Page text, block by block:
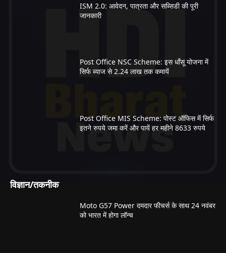
ISM 2.0: आवेदन, पात्रता और सब्सिडी की पूरी
जानकारी
Post Office NSC Scheme: इस धाँसू योजना में
सिर्फ ब्याज से 2.24 लाख तक कमायें
Post Office MIS Scheme: पोस्ट ऑफिस में सिर्फ
इतने रुपये जमा करें और पायें हर महीने 8633 रुपये
विज्ञान/तकनीक
Moto G57 Power दमदार फीचर्स के साथ 24 नवंबर
को भारत में होगा लॉन्च